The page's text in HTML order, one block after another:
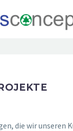
die wir unseren